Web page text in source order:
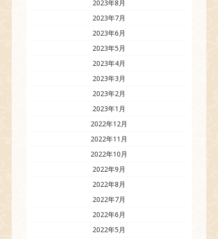
2023年8月
2023年7月
2023年6月
2023年5月
2023年4月
2023年3月
2023年2月
2023年1月
2022年12月
2022年11月
2022年10月
2022年9月
2022年8月
2022年7月
2022年6月
2022年5月